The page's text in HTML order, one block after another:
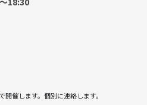
催します。個別に連絡します。